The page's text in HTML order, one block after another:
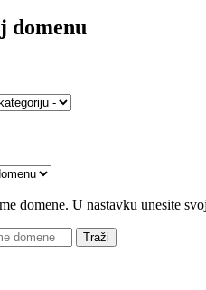
domenu
domene. U nastavku unesite
Traži